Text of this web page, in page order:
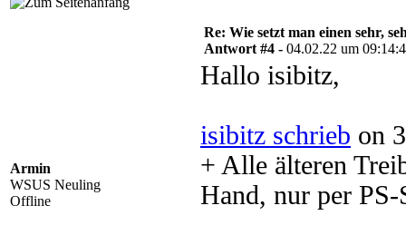
Armin
WSUS Neuling
Offline
Re: Wie setzt man einen sehr,
Antwort #4 - 04.02.22 um
Hallo isibitz,
isibitz schrieb on
+ Alle älteren
Hand, nur per